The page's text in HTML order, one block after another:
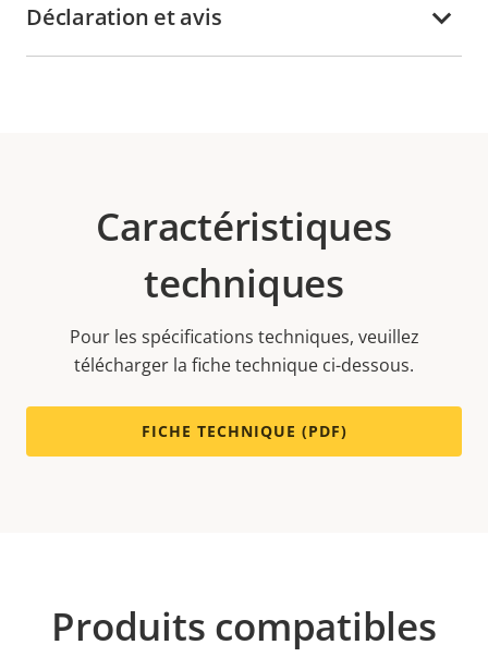
Déclaration et avis
Caractéristiques
techniques
Pour les spécifications techniques, veuillez
télécharger la fiche technique ci-dessous.
FICHE TECHNIQUE (PDF)
Produits compatibles